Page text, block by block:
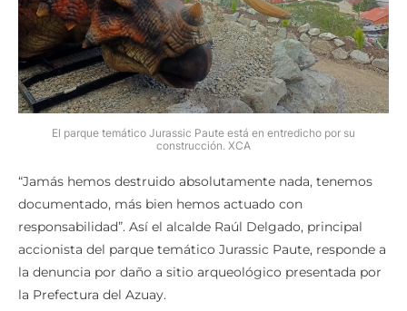
El parque temático Jurassic Paute está en entredicho por su
construcción. XCA
“Jamás hemos destruido absolutamente nada, tenemos
documentado, más bien hemos actuado con
responsabilidad”. Así el alcalde Raúl Delgado, principal
accionista del parque temático Jurassic Paute, responde a
la denuncia por daño a sitio arqueológico presentada por
la Prefectura del Azuay.